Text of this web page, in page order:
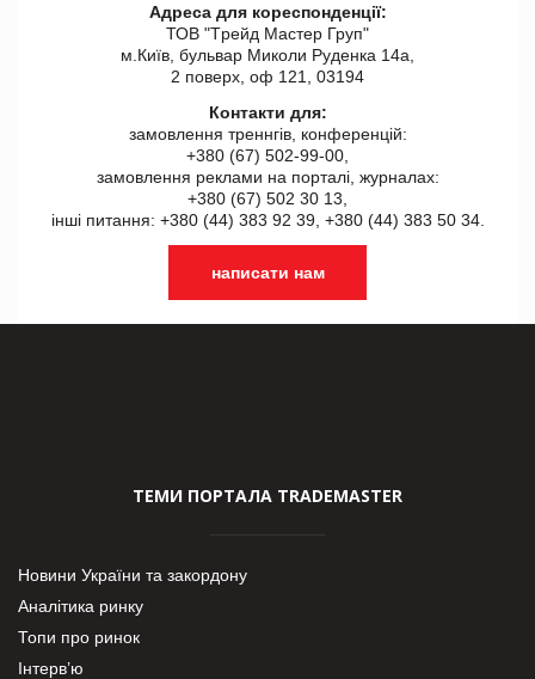
Адреса для кореспонденції:
ТОВ "Tрейд Мастер Груп"
м.Київ, бульвар Миколи Руденка 14а,
2 поверх, оф 121, 03194
Контакти для:
замовлення треннгів, конференцій:
+380 (67) 502-99-00,
замовлення реклами на порталі, журналах:
+380 (67) 502 30 13,
інші питання: +380 (44) 383 92 39, +380 (44) 383 50 34.
написати нам
ТЕМИ ПОРТАЛА TRADEMASTER
Новини України та закордону
Аналітика ринку
Топи про ринок
Інтерв’ю